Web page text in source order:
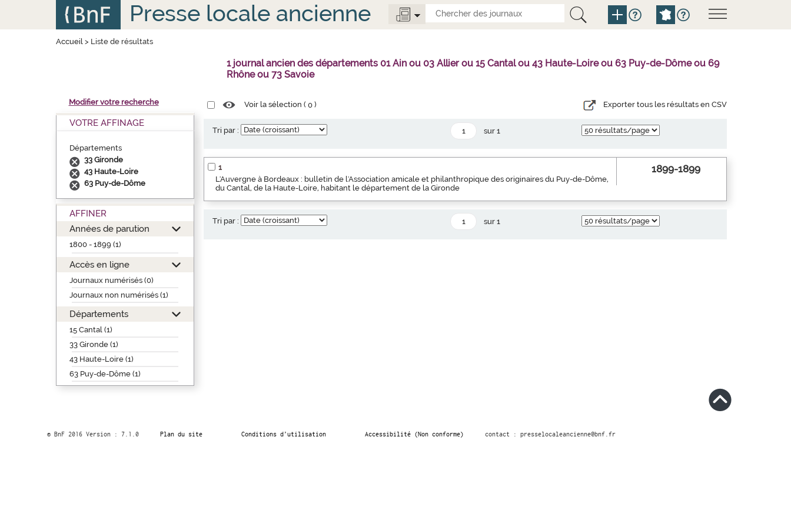
Presse locale ancienne
Accueil> Liste de résultats
1 journal ancien des départements 01 Ain ou 03 Allier ou 15 Cantal ou 43 Haute-Loire ou 63 Puy-de-Dôme ou 69
Rhône ou 73 Savoie
Modifier votre recherche
VOTRE AFFINAGE
Départements
33 Gironde
43 Haute-Loire
63 Puy-de-Dôme
AFFINER
Années de parution
1800 - 1899 (1)
Accès en ligne
Journaux numérisés (0)
Journaux non numérisés (1)
Départements
15 Cantal (1)
33 Gironde (1)
43 Haute-Loire (1)
63 Puy-de-Dôme (1)
Voir la sélection (0 ) Exporter tous les résultats en CSV
Tri par : sur 1
1
L'Auvergne à Bordeaux : bulletin de l'Association amicale et philanthropique des originaires du Puy-de-Dôme,
du Cantal, de la Haute-Loire, habitant le département de la Gironde
1899-1899
Tri par : sur 1
© BnF 2016 Version : 7.1.0 Plan du site Conditions d’utilisation Accessibilité (Non conforme) contact : presselocaleancienne@bnf.fr
Panneau de gestion des cookies